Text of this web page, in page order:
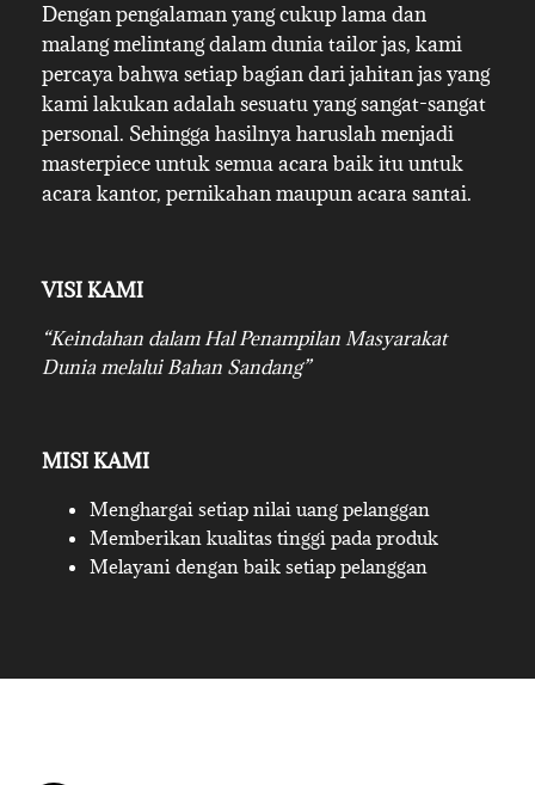
Dengan pengalaman yang cukup lama dan
malang melintang dalam dunia tailor jas, kami
percaya bahwa setiap bagian dari jahitan jas yang
kami lakukan adalah sesuatu yang sangat-sangat
personal. Sehingga hasilnya haruslah menjadi
masterpiece untuk semua acara baik itu untuk
acara kantor, pernikahan maupun acara santai.
VISI KAMI
“Keindahan dalam Hal Penampilan Masyarakat
Dunia melalui Bahan Sandang”
MISI KAMI
Menghargai setiap nilai uang pelanggan
Memberikan kualitas tinggi pada produk
Melayani dengan baik setiap pelanggan